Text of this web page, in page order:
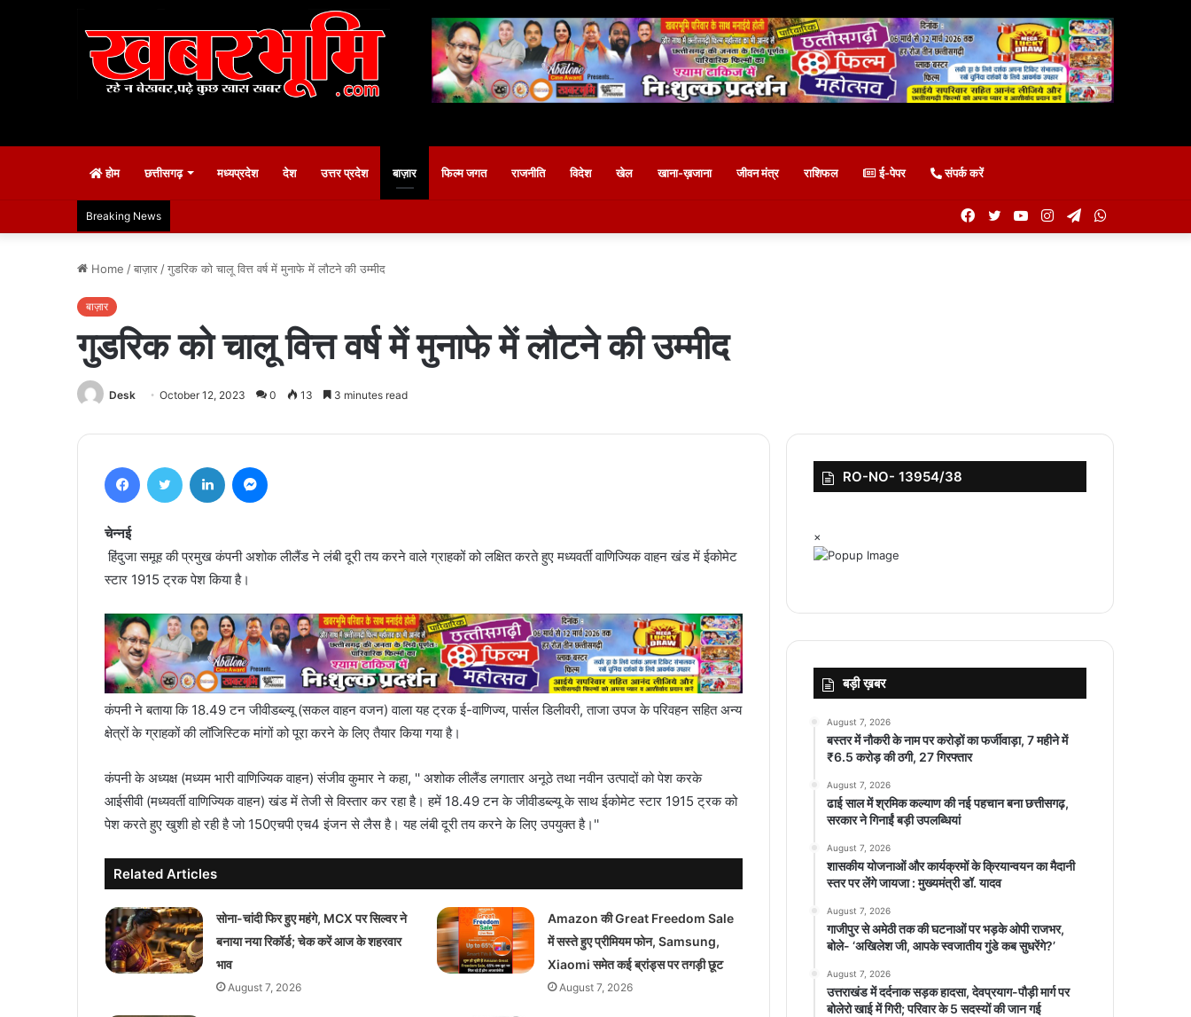
होम छत्तीसगढ़ मध्यप्रदेश देश उत्तर प्रदेश बाज़ार फिल्म जगत राजनीति विदेश खेल खाना-ख़जाना जीवन मंत्र राशिफल ई-पेपर संपर्क करें
Breaking News Telegram
Instagram
YouTube
Twitter
Facebook
Home /बाज़ार /गुडरिक को चालू वित्त वर्ष में मुनाफे में लौटने की उम्मीद
बाज़ार
गुडरिक को चालू वित्त वर्ष में मुनाफे में लौटने की उम्मीद
Desk October 12, 2023 0 13 3 minutes read
चेन्नई
हिंदुजा समूह की प्रमुख कंपनी अशोक लीलैंड ने लंबी दूरी तय करने वाले ग्राहकों को लक्षित करते हुए मध्यवर्ती वाणिज्यिक वाहन खंड में ईकोमेट
स्टार 1915 ट्रक पेश किया है।
कंपनी ने बताया कि 18.49 टन जीवीडब्ल्यू (सकल वाहन वजन) वाला यह ट्रक ई-वाणिज्य, पार्सल डिलीवरी, ताजा उपज के परिवहन सहित अन्य
क्षेत्रों के ग्राहकों की लॉजिस्टिक मांगों को पूरा करने के लिए तैयार किया गया है।
कंपनी के अध्यक्ष (मध्यम भारी वाणिज्यिक वाहन) संजीव कुमार ने कहा, '' अशोक लीलैंड लगातार अनूठे तथा नवीन उत्पादों को पेश करके
आईसीवी (मध्यवर्ती वाणिज्यिक वाहन) खंड में तेजी से विस्तार कर रहा है। हमें 18.49 टन के जीवीडब्ल्यू के साथ ईकोमेट स्टार 1915 ट्रक को
पेश करते हुए खुशी हो रही है जो 150एचपी एच4 इंजन से लैस है। यह लंबी दूरी तय करने के लिए उपयुक्त है।''
Related Articles
सोना-चांदी फिर हुए महंगे, MCX पर सिल्वर ने
बनाया नया रिकॉर्ड; चेक करें आज के शहरवार
भाव
August 7, 2026
Amazon की Great Freedom Sale
में सस्ते हुए प्रीमियम फोन, Samsung,
Xiaomi समेत कई ब्रांड्स पर तगड़ी छूट
August 7, 2026
RO-NO- 13954/38
×
बड़ी ख़बर
August 7, 2026
बस्तर में नौकरी के नाम पर करोड़ों का फर्जीवाड़ा, 7 महीने में
₹6.5 करोड़ की ठगी, 27 गिरफ्तार
August 7, 2026
ढाई साल में श्रमिक कल्याण की नई पहचान बना छत्तीसगढ़,
सरकार ने गिनाईं बड़ी उपलब्धियां
August 7, 2026
शासकीय योजनाओं और कार्यक्रमों के क्रियान्वयन का मैदानी
स्तर पर लेंगे जायजा : मुख्यमंत्री डॉ. यादव
August 7, 2026
गाजीपुर से अमेठी तक की घटनाओं पर भड़के ओपी राजभर,
बोले- ‘अखिलेश जी, आपके स्वजातीय गुंडे कब सुधरेंगे?’
August 7, 2026
उत्तराखंड में दर्दनाक सड़क हादसा, देवप्रयाग-पौड़ी मार्ग पर
बोलेरो खाई में गिरी; परिवार के 5 सदस्यों की जान गई